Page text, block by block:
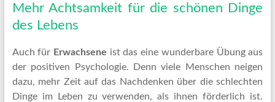
Mehr Achtsamkeit für die schönen Dinge
des Lebens
Auch für Erwachsene ist das eine wunderbare Übung aus
der positiven Psychologie. Denn viele Menschen neigen
dazu, mehr Zeit auf das Nachdenken über die schlechten
Dinge im Leben zu verwenden, als ihnen förderlich ist.